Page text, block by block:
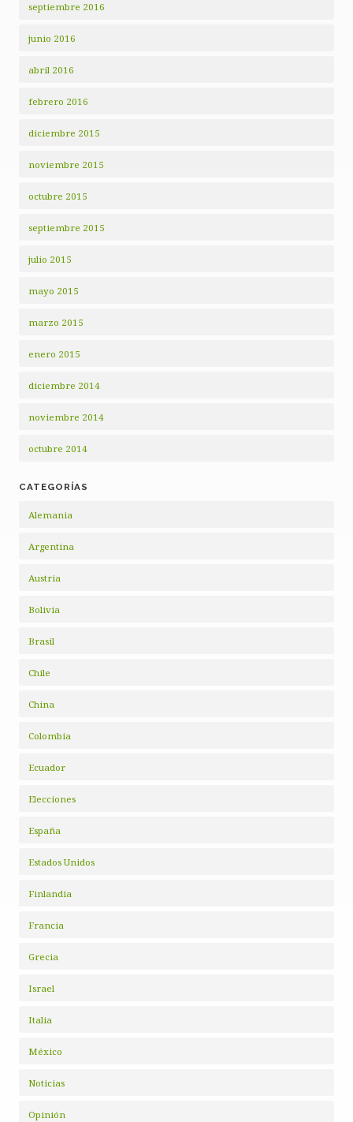
septiembre 2016
junio 2016
abril 2016
febrero 2016
diciembre 2015
noviembre 2015
octubre 2015
septiembre 2015
julio 2015
mayo 2015
marzo 2015
enero 2015
diciembre 2014
noviembre 2014
octubre 2014
CATEGORÍAS
Alemania
Argentina
Austria
Bolivia
Brasil
Chile
China
Colombia
Ecuador
Elecciones
España
Estados Unidos
Finlandia
Francia
Grecia
Israel
Italia
México
Noticias
Opinión